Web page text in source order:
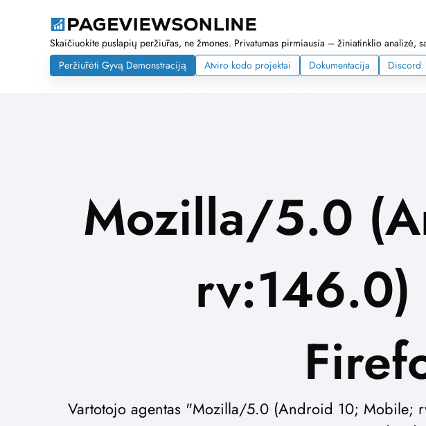
Skaičiuokite puslapių peržiūras, ne žmones. Privatumas pirmiausia – žiniatinklio analizė,
Peržiūrėti Gyvą Demonstraciją
Atviro kodo projektai Dokumentacija Discord
Mozilla/5.0
Vartotojo agentas "Mozilla/5.0 (Android 10; Mobile;